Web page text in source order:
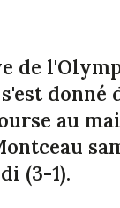
de
donné
au
(3-1).